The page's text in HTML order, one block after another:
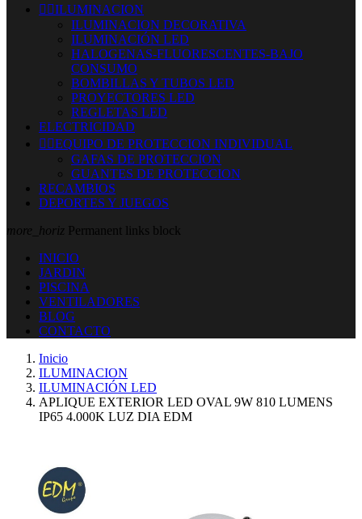
 ILUMINACION
ILUMINACION DECORATIVA
ILUMINACIÓN LED
HALOGENAS-FLUORESCENTES-BAJO
CONSUMO
BOMBILLAS Y TUBOS LED
PROYECTORES LED
REGLETAS LED
ELECTRICIDAD
 EQUIPO DE PROTECCION INDIVIDUAL
GAFAS DE PROTECCION
GUANTES DE PROTECCION
RECAMBIOS
DEPORTES Y JUEGOS
more_horiz Permanent links block
INICIO
JARDIN
PISCINA
VENTILADORES
BLOG
CONTACTO
Inicio
ILUMINACION
ILUMINACIÓN LED
APLIQUE EXTERIOR LED OVAL 9W 810 LUMENS
IP65 4.000K LUZ DIA EDM